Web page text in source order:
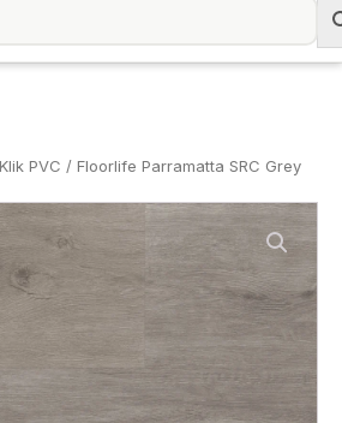
Klik PVC / Floorlife Parramatta SRC Grey